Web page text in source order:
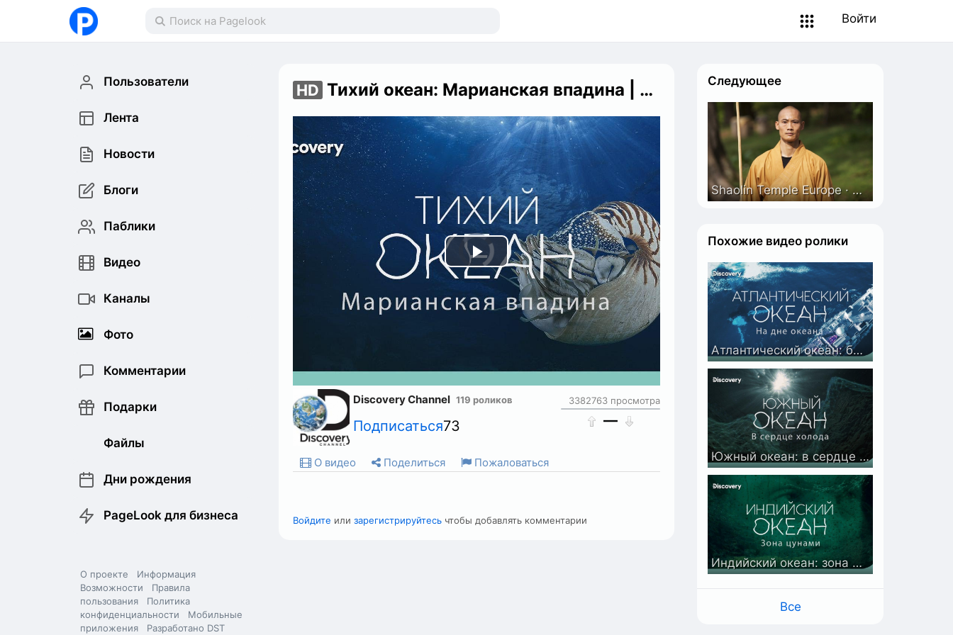
Войти
Пользователи
Лента
Новости
Блоги
Паблики
Видео
Каналы
Фото
Комментарии
Подарки
Файлы
Дни рождения
PageLook для бизнеса
О проекте
Информация
Возможности
Правила
пользования
Политика
конфиденциальности
Мобильные
приложения
Разработано DST
HD Тихий океан: Марианская впадина | На дне океана | Discovery
Play
Video
Discovery Channel 119 роликов
Подписаться73
3382763 просмотра
—
О видео Поделиться Пожаловаться
Войдите или зарегистрируйтесь чтобы добавлять комментарии
Следующее
Shaolin Temple Europe · The Middle Way ?????????????????? - Documentary
Похожие видео ролики
Атлантический океан: бездна землетрясений | На дне океана | Discovery
Южный океан: в сердце холода | На дне океана | Discovery
Индийский океан: зона цунами | На дне океана | Discovery
Все